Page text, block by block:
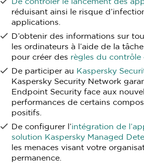
réduisant ainsi le risque
applications.
D’obtenir des informations sur
les ordinateurs à l’aide de la tâche
pour créer des règles du contrôle
De participer au Kaspersky
Kaspersky Security Network
Endpoint Security face aux
performances de certains
positifs.
De configurer l’intégration de
solution Kaspersky Managed
les menaces visant votre
permanence.